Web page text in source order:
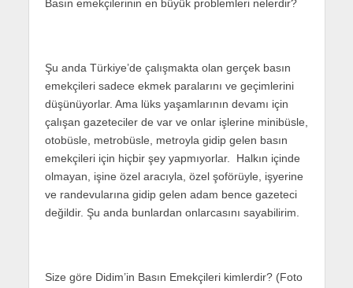
Basın emekçilerinin en büyük problemleri nelerdir?
Şu anda Türkiye’de çalışmakta olan gerçek basın
emekçileri sadece ekmek paralarını ve geçimlerini
düşünüyorlar. Ama lüks yaşamlarının devamı için
çalışan gazeteciler de var ve onlar işlerine minibüsle,
otobüsle, metrobüsle, metroyla gidip gelen basın
emekçileri için hiçbir şey yapmıyorlar. Halkın içinde
olmayan, işine özel aracıyla, özel şoförüyle, işyerine
ve randevularına gidip gelen adam bence gazeteci
değildir. Şu anda bunlardan onlarcasını sayabilirim.
Size göre Didim’in Basın Emekçileri kimlerdir? (Foto